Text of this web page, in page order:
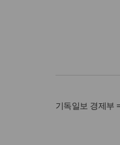
기독일보 경제부